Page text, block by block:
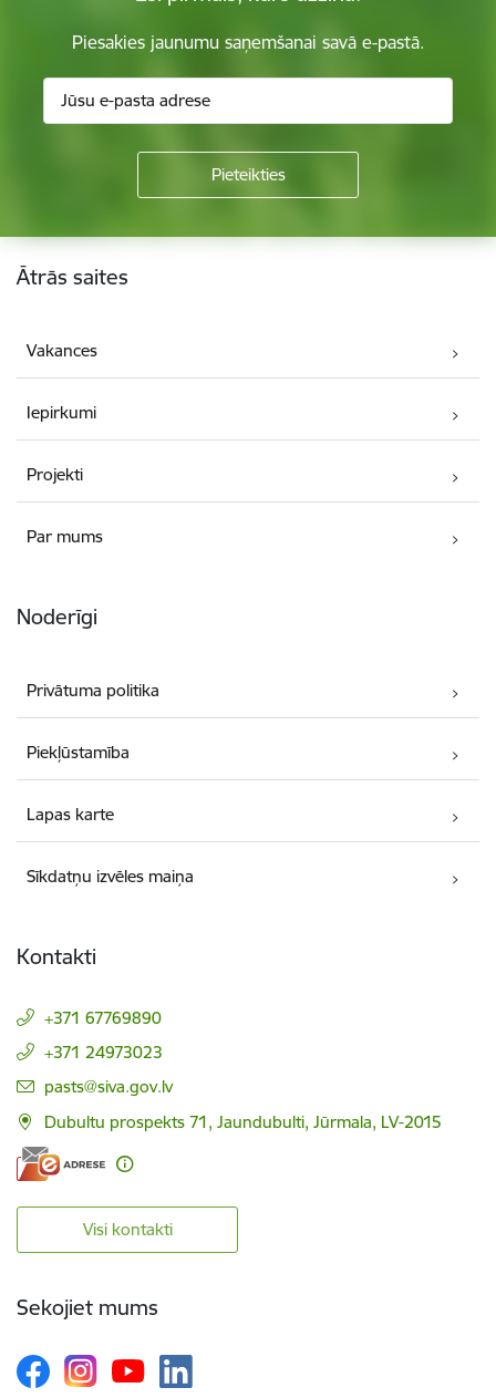
Piesakies jaunumu saņemšanai savā e-pastā.
Kājene
Ātrās saites
Vakances
Iepirkumi
Projekti
Par mums
Noderīgi
Privātuma politika
Piekļūstamība
Lapas karte
Sīkdatņu izvēles maiņa
Kontakti
+371 67769890
+371 24973023
E-pasts:
pasts@siva.gov.lv
Dubultu prospekts 71, Jaundubulti, Jūrmala, LV-2015
Visi kontakti
Sekojiet mums